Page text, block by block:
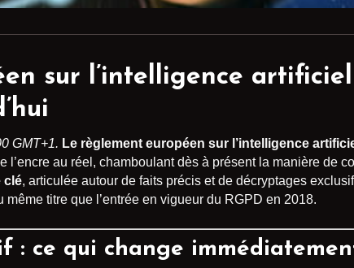
sur l’intelligence
GMT+1. Le règlement européen sur l’intelligence
l’encre au réel, chamboulant dès à présent la manière de
clé, articulée autour de faits précis et de décryptages
titre que l’entrée en vigueur du RGPD en 2018.
: ce qui change